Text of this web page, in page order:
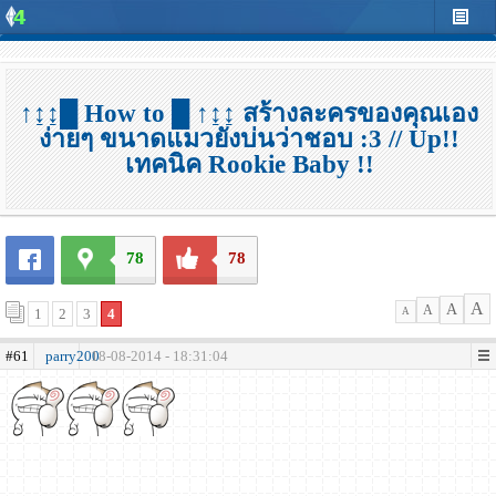
↑↨↨█ How to █ ↑↨↨ สร้างละครของคุณเอง
ง่ายๆ ขนาดแมวยังบ่นว่าชอบ :3 // Up!!
เทคนิค Rookie Baby !!
78 78
1 2 3 4 A A A A
#61 parry20018-08-2014 - 18:31:04